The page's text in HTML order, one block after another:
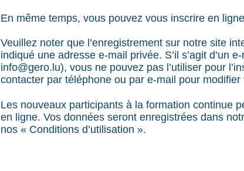
En même temps, vous pouvez vous inscrire en
Veuillez noter que l’enregistrement sur notre site
indiqué une adresse e-mail privée. S’il s’agit d’un
info@gero.lu), vous ne pouvez pas l’utiliser pour
contacter par téléphone ou par e-mail pour
Les nouveaux participants à la formation continue
en ligne. Vos données seront enregistrées dans
nos « Conditions d’utilisation ».